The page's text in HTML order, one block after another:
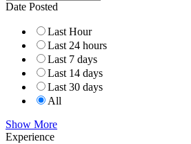
Date Posted
Last Hour
Last 24 hours
Last 7 days
Last 14 days
Last 30 days
All
Show More
Experience